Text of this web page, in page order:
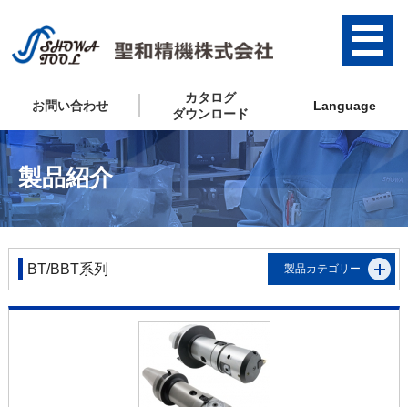
お問い合わせ
カタログ
ダウンロード
Language
製品紹介
BT/BBT系列 製品カテゴリー